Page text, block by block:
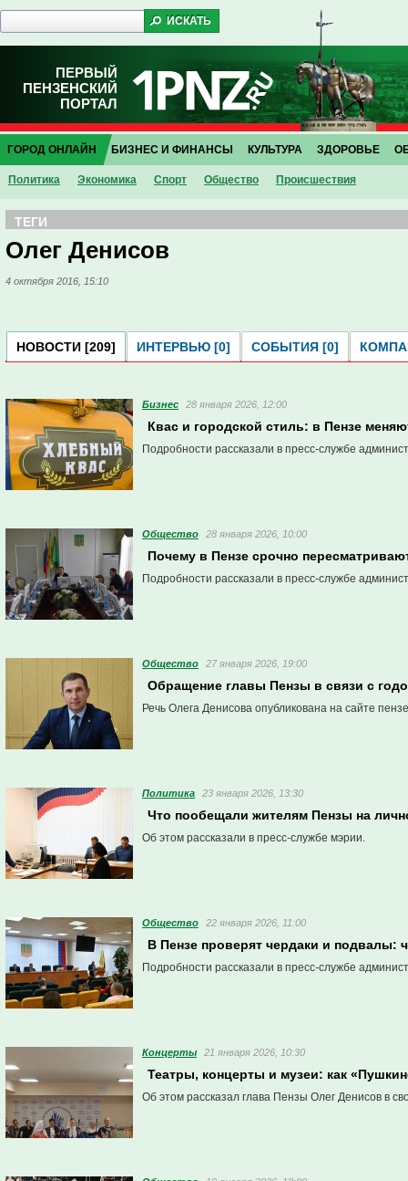
ПЕРВЫЙ
ПЕНЗЕНСКИЙ
ПОРТАЛ
ГОРОД ОНЛАЙН
Политика Экономика Спорт Общество Проиcшествия
БИЗНЕС И ФИНАНСЫ КУЛЬТУРА ЗДОРОВЬЕ
ТЕГИ
Олег Денисов
4 октября 2016, 15:10
НОВОСТИ [209] ИНТЕРВЬЮ [0] СОБЫТИЯ [0]
Бизнес 28 января 2026, 12:00
Квас и городской стиль: в Пензе
Подробности рассказали в пресс-службе
Общество 28 января 2026, 10:00
Почему в Пензе срочно
Подробности рассказали в пресс-службе
Общество 27 января 2026, 19:00
Обращение главы Пензы в связи с
Речь Олега Денисова опубликована на сайте
Политика 23 января 2026, 13:30
Что пообещали жителям Пензы на
Об этом рассказали в пресс-службе мэрии.
Общество 22 января 2026, 11:00
В Пензе проверят чердаки и подвалы:
Подробности рассказали в пресс-службе
Концерты 21 января 2026, 10:30
Театры, концерты и музеи: как
Об этом рассказал глава Пензы Олег Денисов в